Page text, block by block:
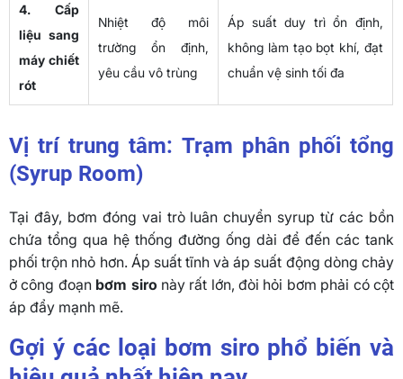
4. Cấp
liệu sang
máy chiết
rót
Nhiệt độ môi
trường ổn định,
yêu cầu vô trùng
Áp suất duy trì ổn định,
không làm tạo bọt khí, đạt
chuẩn vệ sinh tối đa
Vị trí trung tâm: Trạm phân phối tổng
(Syrup Room)
Tại đây, bơm đóng vai trò luân chuyển syrup từ các bồn
chứa tổng qua hệ thống đường ống dài để đến các tank
phối trộn nhỏ hơn. Áp suất tĩnh và áp suất động dòng chảy
ở công đoạn bơm siro này rất lớn, đòi hỏi bơm phải có cột
áp đẩy mạnh mẽ.
Gợi ý các loại bơm siro phổ biến và